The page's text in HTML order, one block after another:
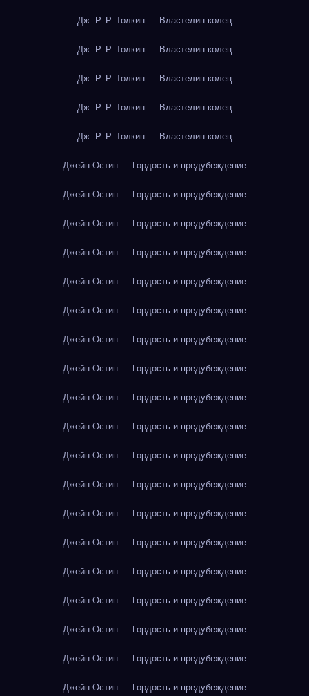
Дж. Р. Р. Толкин — Властелин колец
Дж. Р. Р. Толкин — Властелин колец
Дж. Р. Р. Толкин — Властелин колец
Дж. Р. Р. Толкин — Властелин колец
Дж. Р. Р. Толкин — Властелин колец
Джейн Остин — Гордость и предубеждение
Джейн Остин — Гордость и предубеждение
Джейн Остин — Гордость и предубеждение
Джейн Остин — Гордость и предубеждение
Джейн Остин — Гордость и предубеждение
Джейн Остин — Гордость и предубеждение
Джейн Остин — Гордость и предубеждение
Джейн Остин — Гордость и предубеждение
Джейн Остин — Гордость и предубеждение
Джейн Остин — Гордость и предубеждение
Джейн Остин — Гордость и предубеждение
Джейн Остин — Гордость и предубеждение
Джейн Остин — Гордость и предубеждение
Джейн Остин — Гордость и предубеждение
Джейн Остин — Гордость и предубеждение
Джейн Остин — Гордость и предубеждение
Джейн Остин — Гордость и предубеждение
Джейн Остин — Гордость и предубеждение
Джейн Остин — Гордость и предубеждение